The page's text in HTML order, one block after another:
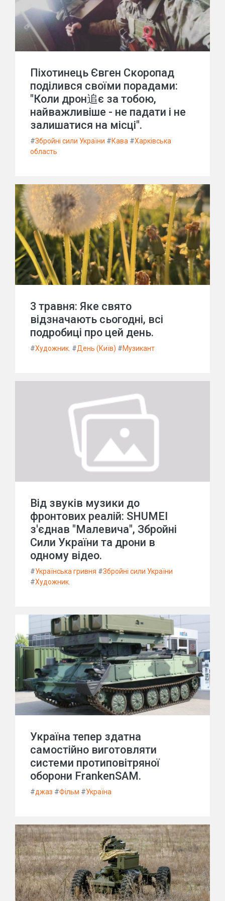
Піхотинець Євген Скоропад
поділився своїми порадами:
"Коли дрон追є за тобою,
найважливіше - не падати і не
залишатися на місці".
#Збройні сили України #Кава #Харківська
область
3 травня: Яке свято
відзначають сьогодні, всі
подробиці про цей день.
#Художник. #День (Київ) #Музикант
Від звуків музики до
фронтових реалій: SHUMEI
з'єднав "Малевича", Збройні
Сили України та дрони в
одному відео.
#Українська гривня #Збройні сили України
#Художник.
Україна тепер здатна
самостійно виготовляти
системи протиповітряної
оборони FrankenSAM.
#джаз #Фільм #Україна